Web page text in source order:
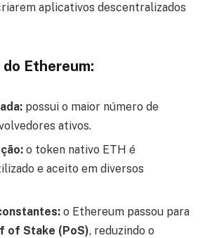
aplicativos descentralizados
Ethereum:
possui o maior número de
ativos.
o token nativo ETH é
e aceito em diversos
o Ethereum passou para
of Stake (PoS), reduzindo o